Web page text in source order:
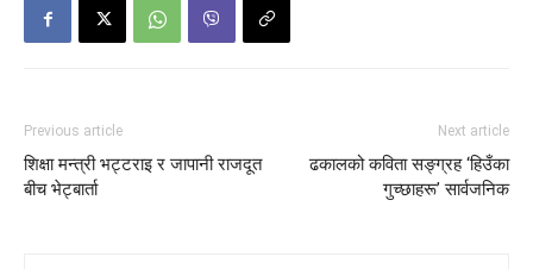
Previous article
शिक्षा मन्त्री भट्टराइ र जापानी राजदूत
बीच भेट्बार्ता
Next article
ढकालको कविता सङ्ग्रह ‘हिउँका
गुच्छाहरू’ सार्वजनिक